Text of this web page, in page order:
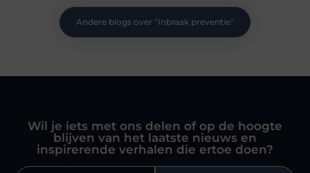
Andere blogs over "Inbraak preventie"
Wil je iets met ons delen of op de hoogte
blijven van het laatste nieuws en
inspirerende verhalen die ertoe doen?